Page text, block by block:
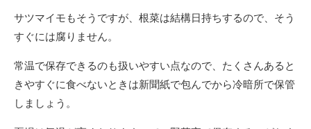
サツマイモもそうですが、根菜は結構日持ちするので、そう
すぐには腐りません。
常温で保存できるのも扱いやすい点なので、たくさんあると
きやすぐに食べないときは新聞紙で包んでから冷暗所で保管
しましょう。